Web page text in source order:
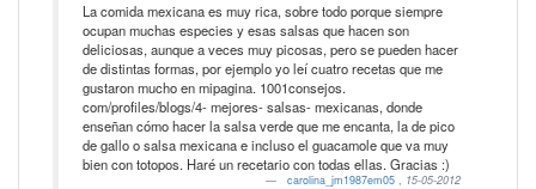
La comida mexicana es muy rica, sobre todo porque siempre
ocupan muchas especies y esas salsas que hacen son
deliciosas, aunque a veces muy picosas, pero se pueden hacer
de distintas formas, por ejemplo yo leí cuatro recetas que me
gustaron mucho en mipagina. 1001consejos.
com/profiles/blogs/4- mejores- salsas- mexicanas, donde
enseñan cómo hacer la salsa verde que me encanta, la de pico
de gallo o salsa mexicana e incluso el guacamole que va muy
bien con totopos. Haré un recetario con todas ellas. Gracias :)
carolina_jm1987em05 , 15-05-2012